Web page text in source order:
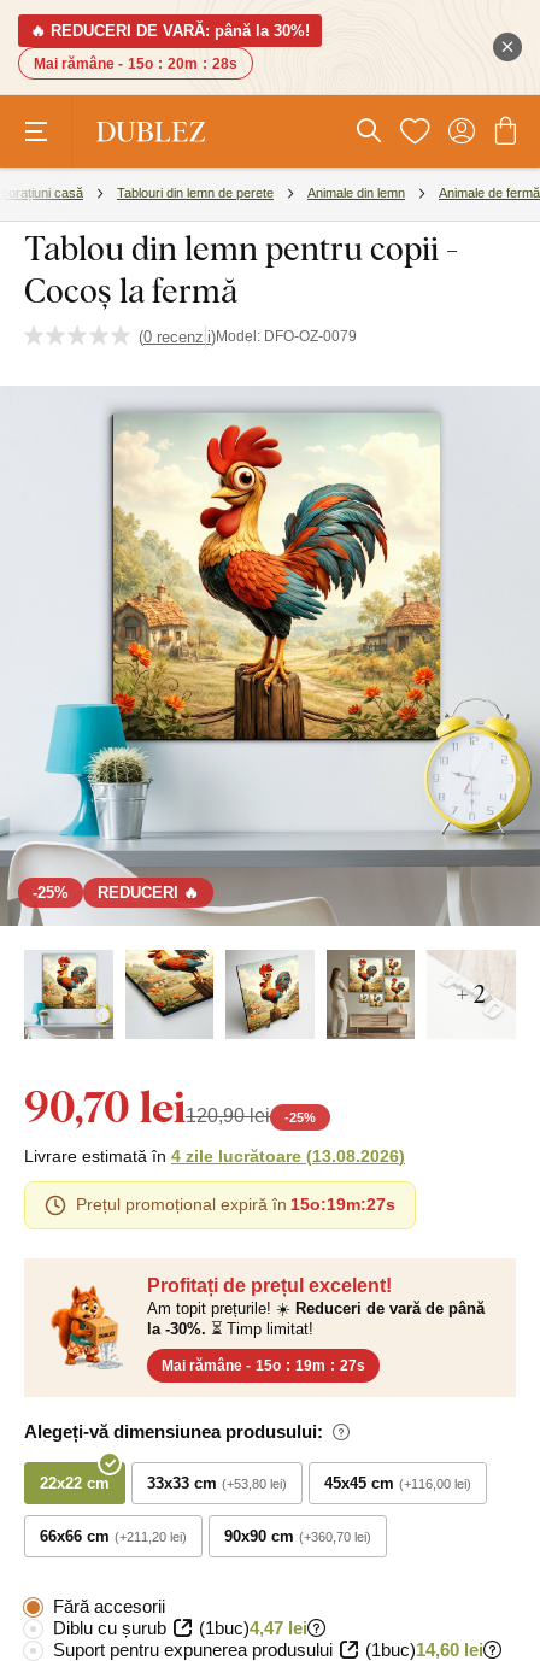
🔥 REDUCERI DE VARĂ: până la 30%!
Mai rămâne - 15o : 20m : 27s
casă Tablouri din lemn de perete Animale din lemn Animale de fermă
Tablou din lemn pentru copii -
Cocoș la fermă
(0 recenzii)Model: DFO-OZ-0079
-25% REDUCERI 🔥
+ 2
Profitați de prețul excelent!
Am topit prețurile! ☀️ Reduceri de vară de până
la -30%. ⏳ Timp limitat!
Mai rămâne - 15o : 19m : 27s
Alegeți-vă dimensiunea produsului:
22x22 cm 33x33 cm +53,80 lei 45x45 cm +116,00 lei
66x66 cm +211,20 lei 90x90 cm +360,70 lei
90,70 lei120,90 lei -25%
Livrare estimată în 4 zile lucrătoare (13.08.2026)
Prețul promoțional expiră în 15o:19m:27s
Fără accesorii
Diblu cu șurub
(1buc)4,47 lei
Suport pentru expunerea produsului
(1buc)14,60 lei